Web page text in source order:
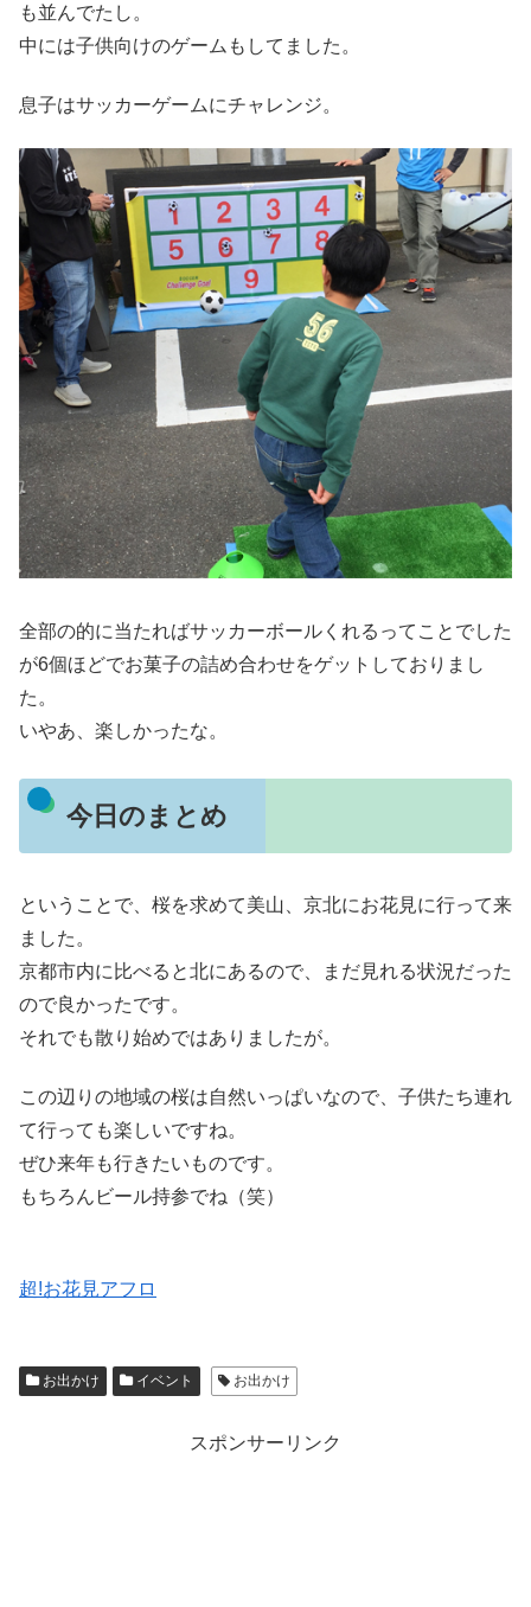
も並んでたし。
中には子供向けのゲームもしてました。
息子はサッカーゲームにチャレンジ。
全部の的に当たればサッカーボールくれるってことでした
が6個ほどでお菓子の詰め合わせをゲットしておりまし
た。
いやあ、楽しかったな。
今日のまとめ
ということで、桜を求めて美山、京北にお花見に行って来
ました。
京都市内に比べると北にあるので、まだ見れる状況だった
ので良かったです。
それでも散り始めではありましたが。
この辺りの地域の桜は自然いっぱいなので、子供たち連れ
て行っても楽しいですね。
ぜひ来年も行きたいものです。
もちろんビール持参でね（笑）
超!お花見アフロ
お出かけ イベント お出かけ
スポンサーリンク